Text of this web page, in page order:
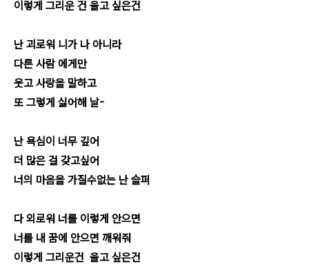
이렇게 그리운 건 울고 싶은건
난 괴로워 니가 나 아니라
다른 사람 에게만
웃고 사랑을 말하고
또 그렇게 싫어해 날-
난 욕심이 너무 깊어
더 많은 걸 갖고싶어
너의 마음을 가질수없는 난 슬퍼
다 외로워 너를 이렇게 안으면
너를 내 꿈에 안으면 깨워줘
이렇게 그리운건 울고 싶은건